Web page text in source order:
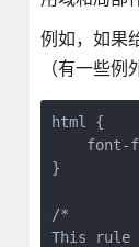
例如，如果
（有一些例
html {
font-
}
/*
This rule